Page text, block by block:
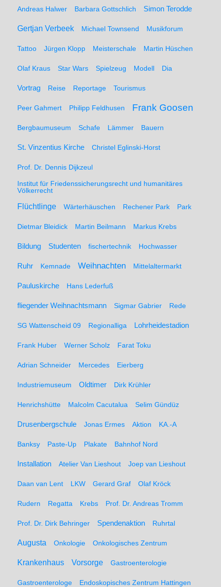
Andreas Halwer Barbara Gottschlich Simon Terodde
Gertjan Verbeek Michael Townsend Musikforum
Tattoo Jürgen Klopp Meisterschale Martin Hüschen
Olaf Kraus Star Wars Spielzeug Modell Dia
Vortrag Reise Reportage Tourismus
Peer Gahmert Philipp Feldhusen Frank Goosen
Bergbaumuseum Schafe Lämmer Bauern
St. Vinzentius Kirche Christel Eglinski-Horst
Prof. Dr. Dennis Dijkzeul
Institut für Friedenssicherungsrecht und humanitäres
Völkerrecht
Flüchtlinge Wärterhäuschen Rechener Park Park
Dietmar Bleidick Martin Beilmann Markus Krebs
Bildung Studenten fischertechnik Hochwasser
Ruhr Kemnade Weihnachten Mittelaltermarkt
Pauluskirche Hans Lederfuß
fliegender Weihnachtsmann Sigmar Gabrier Rede
SG Wattenscheid 09 Regionalliga Lohrheidestadion
Frank Huber Werner Scholz Farat Toku
Adrian Schneider Mercedes Eierberg
Industriemuseum Oldtimer Dirk Krühler
Henrichshütte Malcolm Cacutalua Selim Gündüz
Drusenbergschule Jonas Ermes Aktion KA.-A
Banksy Paste-Up Plakate Bahnhof Nord
Installation Atelier Van Lieshout Joep van Lieshout
Daan van Lent LKW Gerard Graf Olaf Kröck
Rudern Regatta Krebs Prof. Dr. Andreas Tromm
Prof. Dr. Dirk Behringer Spendenaktion Ruhrtal
Augusta Onkologie Onkologisches Zentrum
Krankenhaus Vorsorge Gastroenterologie
Gastroenterologe Endoskopisches Zentrum Hattingen